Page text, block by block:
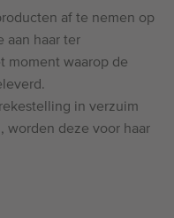
af te nemen op
aan haar ter
moment waarop de
in verzuim
worden deze voor haar